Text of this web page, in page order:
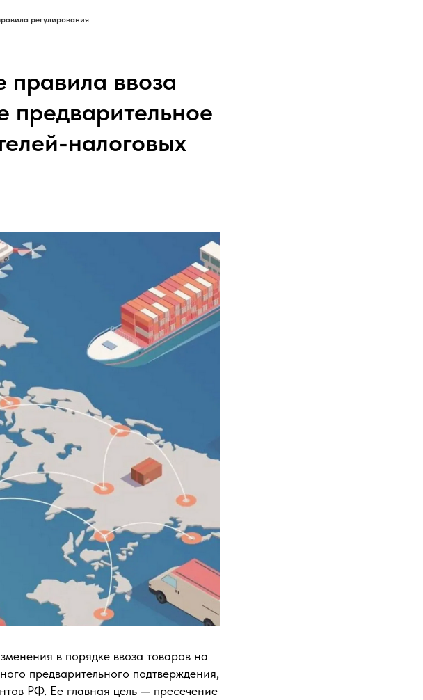
регулирования
правила ввоза
предварительное
налоговых
в порядке ввоза товаров на
предварительного подтверждения,
РФ. Ее главная цель — пресечение